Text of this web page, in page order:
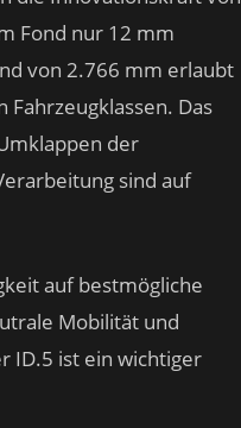
Fond nur 12 mm
von 2.766 mm erlaubt
Das
der
sind auf
auf bestmögliche
Mobilität und
ID.5 ist ein wichtiger